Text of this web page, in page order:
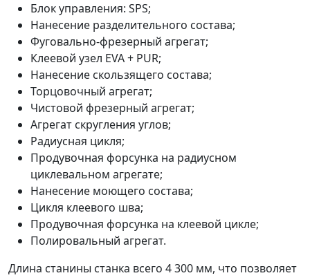
Блок управления: SPS;
Нанесение разделительного состава;
Фуговально-фрезерный агрегат;
Клеевой узел EVA + PUR;
Нанесение скользящего состава;
Торцовочный агрегат;
Чистовой фрезерный агрегат;
Агрегат скругления углов;
Радиусная цикля;
Продувочная форсунка на радиусном
циклевальном агрегате;
Нанесение моющего состава;
Цикля клеевого шва;
Продувочная форсунка на клеевой цикле;
Полировальный агрегат.
Длина станины станка всего 4 300 мм, что позволяет